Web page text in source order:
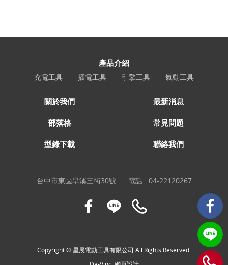
產品介紹
充電工具 插電工具 引擎工具 氣動工具
關於我們 最新消息
部落格 常見問題
型錄下載 聯絡我們
台中市東區旱溪三街30號 電話 : 04-22120267
Copyright © 星展電動工具有限公司 All Rights Reserved.